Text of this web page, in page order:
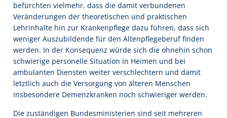
befürchten vielmehr, dass die damit verbundenen
Veränderungen der theoretischen und praktischen
Lehrinhalte hin zur Krankenpflege dazu führen, dass sich
weniger Auszubildende für den Altenpflegeberuf finden
werden. In der Konsequenz würde sich die ohnehin schon
schwierige personelle Situation in Heimen und bei
ambulanten Diensten weiter verschlechtern und damit
letztlich auch die Versorgung von älteren Menschen
insbesondere Demenzkranken noch schwieriger werden.
Die zuständigen Bundesministerien sind seit mehreren